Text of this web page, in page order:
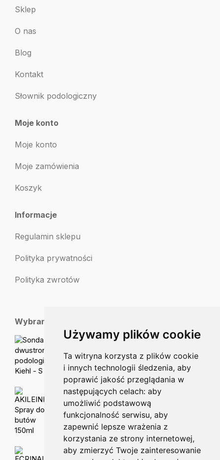
Używamy plików cookie
Ta witryna korzysta z plików cookie
i innych technologii śledzenia, aby
poprawić jakość przeglądania w
następujących celach: aby
umożliwić podstawową
funkcjonalność serwisu, aby
zapewnić lepsze wrażenia z
korzystania ze strony internetowej,
aby zmierzyć Twoje zainteresowanie
Sklep
O nas
Blog
Kontakt
Słownik podologiczny
Moje konto
Moje konto
Moje zamówienia
Koszyk
Informacje
Regulamin sklepu
Polityka prywatności
Polityka zwrotów
Wybrane dla Ciebie
Sonda dwustronna podologiczna Kiehl - S
AKILEINE Spray do butów 150ml
53.00zł
ECRINAL Utwardzacz do paznokci czysta i lśniąca powłoka paznokcia 10ml